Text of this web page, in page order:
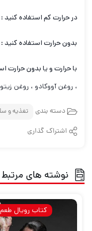
در حرارت کم استفاده کنید :
بدون حرارت استفاده کنید :
با حرارت و یا بدون حرارت
، روغن آووکادو ، روغن
دسته بندی تغذیه و
اشتراک گذاری
نوشته های مرتبط
کتاب رویال طعم